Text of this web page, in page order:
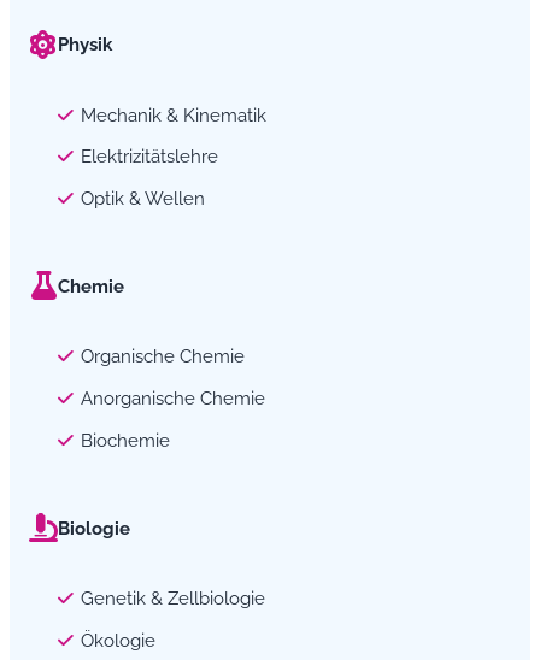
Physik
Mechanik & Kinematik
Elektrizitätslehre
Optik & Wellen
Chemie
Organische Chemie
Anorganische Chemie
Biochemie
Biologie
Genetik & Zellbiologie
Ökologie